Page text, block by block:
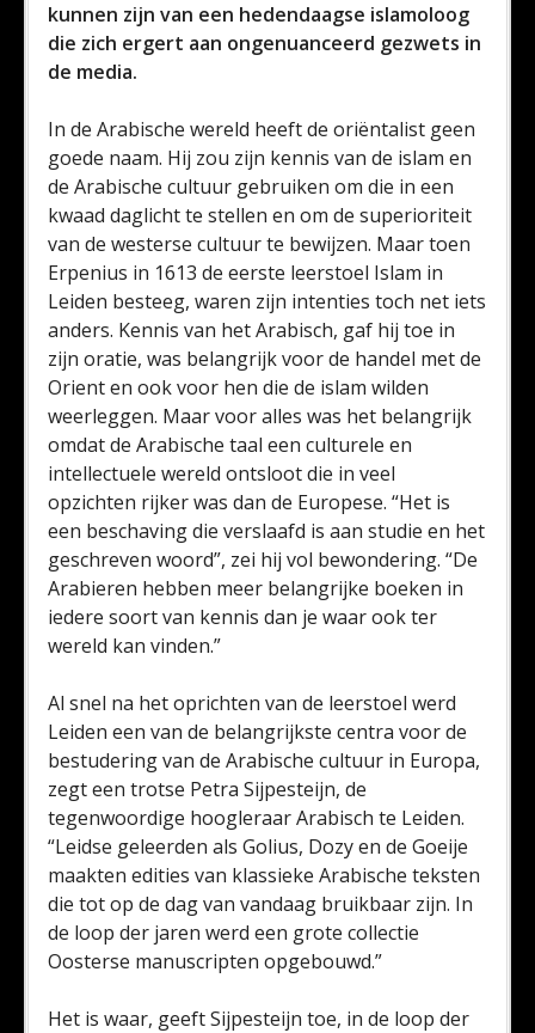
kunnen zijn van een hedendaagse islamoloog
die zich ergert aan ongenuanceerd gezwets in
de media.
In de Arabische wereld heeft de oriëntalist geen
goede naam. Hij zou zijn kennis van de islam en
de Arabische cultuur gebruiken om die in een
kwaad daglicht te stellen en om de superioriteit
van de westerse cultuur te bewijzen. Maar toen
Erpenius in 1613 de eerste leerstoel Islam in
Leiden besteeg, waren zijn intenties toch net iets
anders. Kennis van het Arabisch, gaf hij toe in
zijn oratie, was belangrijk voor de handel met de
Orient en ook voor hen die de islam wilden
weerleggen. Maar voor alles was het belangrijk
omdat de Arabische taal een culturele en
intellectuele wereld ontsloot die in veel
opzichten rijker was dan de Europese. “Het is
een beschaving die verslaafd is aan studie en het
geschreven woord”, zei hij vol bewondering. “De
Arabieren hebben meer belangrijke boeken in
iedere soort van kennis dan je waar ook ter
wereld kan vinden.”
Al snel na het oprichten van de leerstoel werd
Leiden een van de belangrijkste centra voor de
bestudering van de Arabische cultuur in Europa,
zegt een trotse Petra Sijpesteijn, de
tegenwoordige hoogleraar Arabisch te Leiden.
“Leidse geleerden als Golius, Dozy en de Goeije
maakten edities van klassieke Arabische teksten
die tot op de dag van vandaag bruikbaar zijn. In
de loop der jaren werd een grote collectie
Oosterse manuscripten opgebouwd.”
Het is waar, geeft Sijpesteijn toe, in de loop der